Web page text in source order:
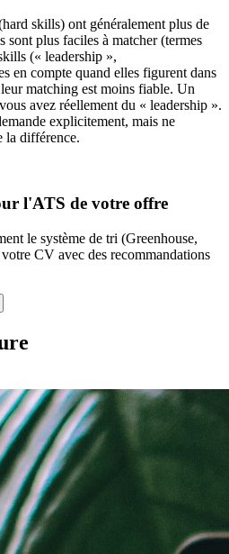
skills) ont généralement plus de
sont plus faciles à matcher (termes
(« leadership »,
en compte quand elles figurent dans
matching est moins fiable. Un
avez réellement du « leadership ».
explicitement, mais ne
la différence.
l'ATS de votre offre
le système de tri (Greenhouse,
CV avec des recommandations